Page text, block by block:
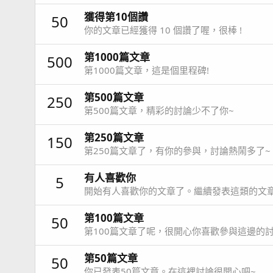
50 獲得第10個讚
你的文章已經獲得 10 個讚了喔，很棒 !
500 第1000篇文章
第1000篇文章，這是個里程碑!
250 第500篇文章
第500篇文章，精彩的討論少不了你~
150 第250篇文章
第250篇文章了，有你的參與，討論熱鬧多了~
5 有人喜歡你
開始有人喜歡你的文章了。繼續發表這類的文
50 第100篇文章
第100篇文章了呢，很開心你喜歡參與這邊的
50 第50篇文章